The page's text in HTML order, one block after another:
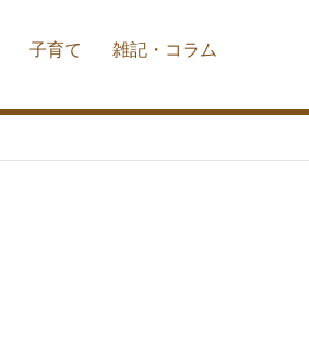
子育て 雑記・コラム